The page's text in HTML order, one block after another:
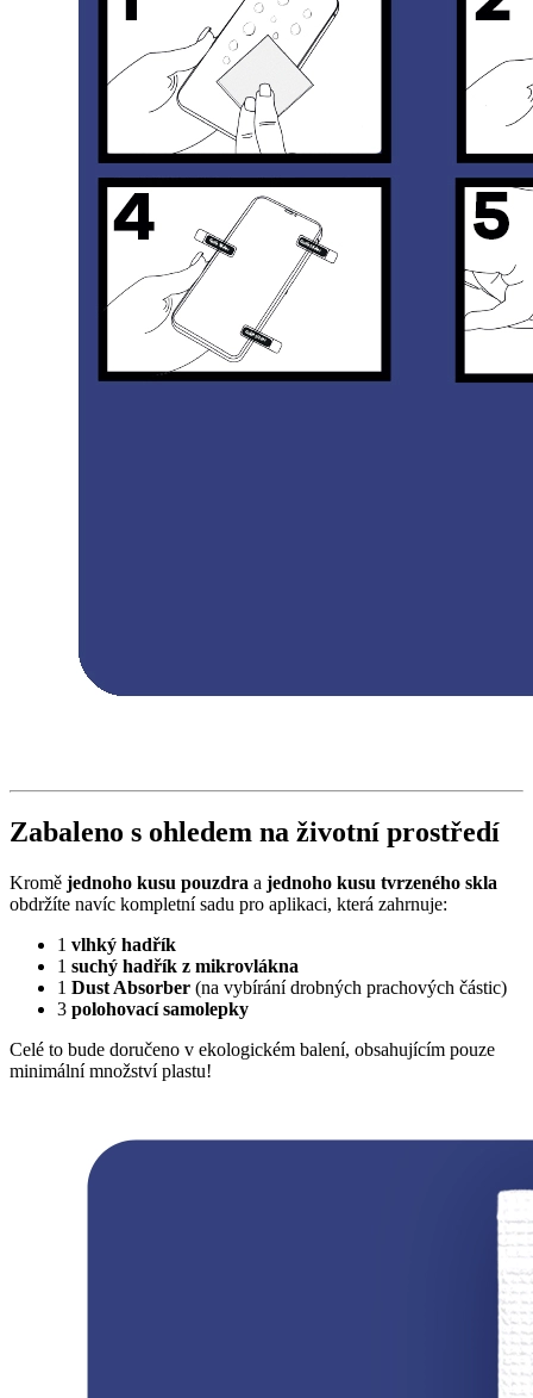
Zabaleno s ohledem na životní prostředí
Kromě jednoho kusu pouzdra a jednoho kusu tvrzeného skla
obdržíte navíc kompletní sadu pro aplikaci, která zahrnuje:
1 vlhký hadřík
1 suchý hadřík z mikrovlákna
1 Dust Absorber (na vybírání drobných prachových částic)
3 polohovací samolepky
Celé to bude doručeno v ekologickém balení, obsahujícím pouze
minimální množství plastu!